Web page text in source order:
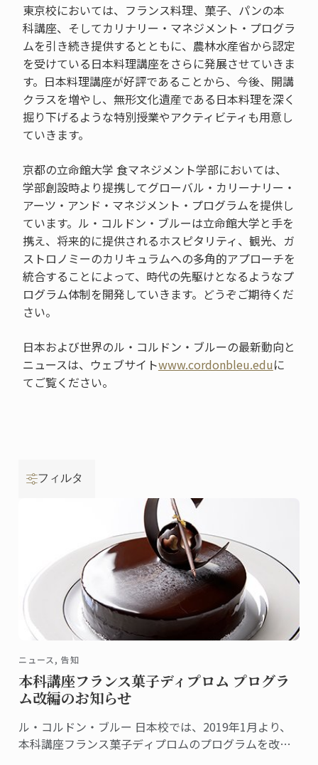
東京校においては、フランス料理、菓子、パンの本
科講座、そしてカリナリー・マネジメント・プログラ
ムを引き続き提供するとともに、農林水産省から認定
を受けている日本料理講座をさらに発展させていきま
す。日本料理講座が好評であることから、今後、開講
クラスを増やし、無形文化遺産である日本料理を深く
掘り下げるような特別授業やアクティビティも用意し
ていきます。
京都の立命館大学 食マネジメント学部においては、
学部創設時より提携してグローバル・カリーナリー・
アーツ・アンド・マネジメント・プログラムを提供し
ています。ル・コルドン・ブルーは立命館大学と手を
携え、将来的に提供されるホスピタリティ、観光、ガ
ストロノミーのカリキュラムへの多角的アプローチを
統合することによって、時代の先駆けとなるようなプ
ログラム体制を開発していきます。どうぞご期待くだ
さい。
日本および世界のル・コルドン・ブルーの最新動向と
ニュースは、ウェブサイトwww.cordonbleu.eduに
てご覧ください。
フィルタ
ニュース, 告知
本科講座フランス菓子ディプロム プログラ
ム改編のお知らせ
ル・コルドン・ブルー 日本校では、2019年1月より、
本科講座フランス菓子ディプロムのプログラムを改編